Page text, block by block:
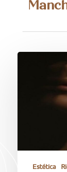
Estética